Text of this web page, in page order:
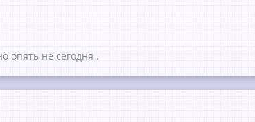
опять не сегодня .